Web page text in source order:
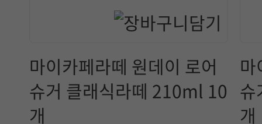
마이카페라떼 원데이 로어
슈거 클래식라떼 210ml 10
개
마
슈
개